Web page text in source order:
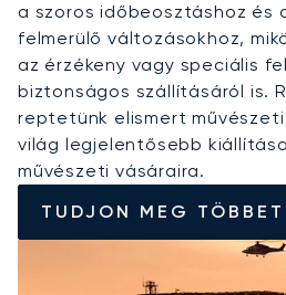
a szoros időbeosztáshoz és
felmerülő változásokhoz,
az érzékeny vagy speciális
biztonságos szállításáról is.
reptetünk elismert
világ legjelentősebb
művészeti vásáraira.
TUDJON MEG TÖBBET